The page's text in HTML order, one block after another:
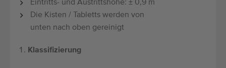
Eintritts- und Austrittshöhe: ± 0,9 m
Die Kisten / Tabletts werden von
unten nach oben gereinigt
Klassifizierung